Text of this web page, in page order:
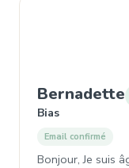
Bernadette
Bias
Email confirmé
Bonjour, Je suis